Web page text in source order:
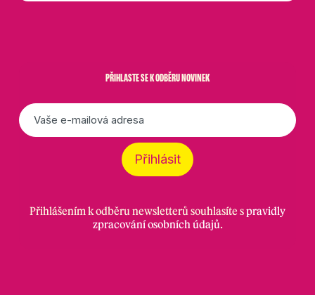
PŘIHLASTE SE K ODBĚRU NOVINEK
E-
mail
Přihlásit
Přihlášením k odběru newsletterů souhlasíte spravidly
zpracování osobních údajů.